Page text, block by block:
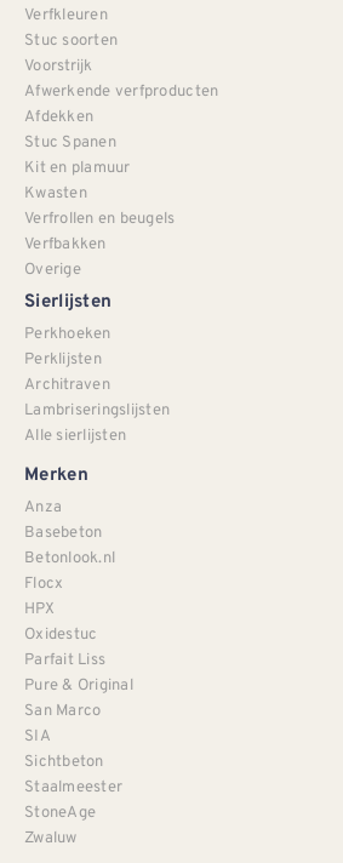
Verfkleuren
Stuc soorten
Voorstrijk
Afwerkende verfproducten
Afdekken
Stuc Spanen
Kit en plamuur
Kwasten
Verfrollen en beugels
Verfbakken
Overige
Sierlijsten
Perkhoeken
Perklijsten
Architraven
Lambriseringslijsten
Alle sierlijsten
Merken
Anza
Basebeton
Betonlook.nl
Flocx
HPX
Oxidestuc
Parfait Liss
Pure & Original
San Marco
SIA
Sichtbeton
Staalmeester
StoneAge
Zwaluw